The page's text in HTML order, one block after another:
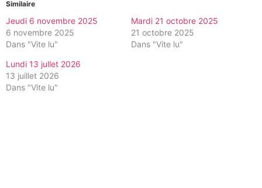
Similaire
Jeudi 6 novembre 2025
6 novembre 2025
Dans "Vite lu"
Mardi 21 octobre 2025
21 octobre 2025
Dans "Vite lu"
Lundi 13 jullet 2026
13 juillet 2026
Dans "Vite lu"